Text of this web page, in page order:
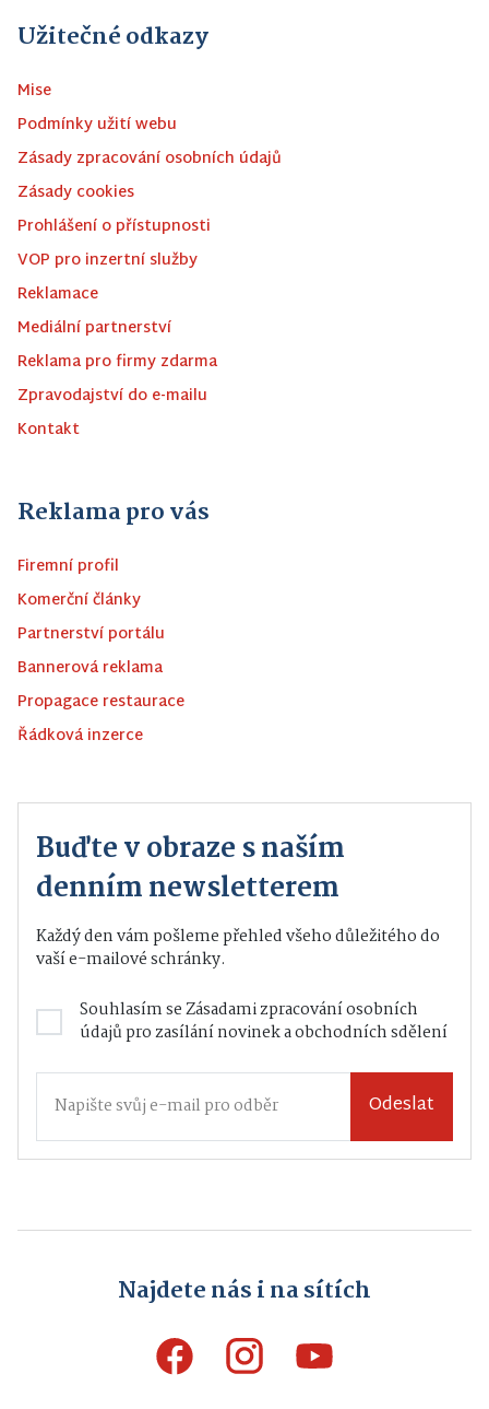
Užitečné odkazy
Mise
Podmínky užití webu
Zásady zpracování osobních údajů
Zásady cookies
Prohlášení o přístupnosti
VOP pro inzertní služby
Reklamace
Mediální partnerství
Reklama pro firmy zdarma
Zpravodajství do e-mailu
Kontakt
Reklama pro vás
Firemní profil
Komerční články
Partnerství portálu
Bannerová reklama
Propagace restaurace
Řádková inzerce
Buďte v obraze s naším
denním newsletterem
Každý den vám pošleme přehled všeho důležitého do
vaší e-mailové schránky.
Souhlasím seZásadami zpracování osobních
údajůpro zasílání novinek a obchodních sdělení
Odeslat
Najdete nás i na sítích